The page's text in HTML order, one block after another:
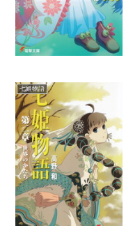
七姫物語